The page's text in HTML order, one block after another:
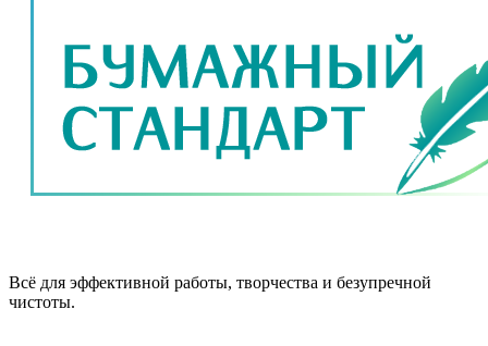
Всё для эффективной работы, творчества и безупречной
чистоты.